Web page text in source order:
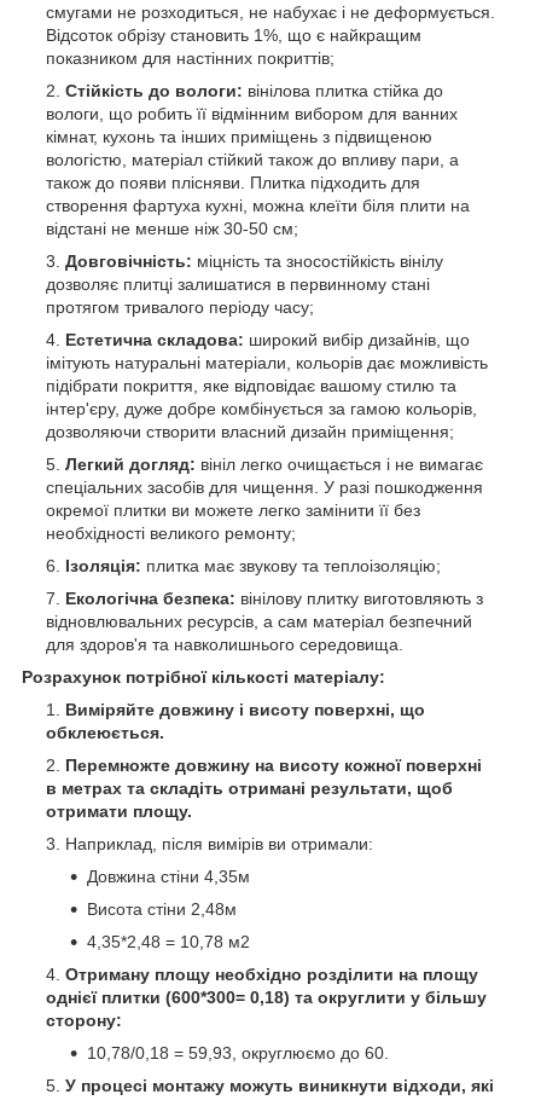
смугами не розходиться, не набухає і не деформується.
Відсоток обрізу становить 1%, що є найкращим
показником для настінних покриттів;
Стійкість до вологи: вінілова плитка стійка до
вологи, що робить її відмінним вибором для ванних
кімнат, кухонь та інших приміщень з підвищеною
вологістю, матеріал стійкий також до впливу пари, а
також до появи плісняви. Плитка підходить для
створення фартуха кухні, можна клеїти біля плити на
відстані не менше ніж 30-50 см;
Довговічність: міцність та зносостійкість вінілу
дозволяє плитці залишатися в первинному стані
протягом тривалого періоду часу;
Естетична складова: широкий вибір дизайнів, що
імітують натуральні матеріали, кольорів дає можливість
підібрати покриття, яке відповідає вашому стилю та
інтер'єру, дуже добре комбінується за гамою кольорів,
дозволяючи створити власний дизайн приміщення;
Легкий догляд: вініл легко очищається і не вимагає
спеціальних засобів для чищення. У разі пошкодження
окремої плитки ви можете легко замінити її без
необхідності великого ремонту;
Ізоляція: плитка має звукову та теплоізоляцію;
Екологічна безпека: вінілову плитку виготовляють з
відновлювальних ресурсів, а сам матеріал безпечний
для здоров'я та навколишнього середовища.
Розрахунок потрібної кількості матеріалу:
Виміряйте довжину і висоту поверхні, що
обклеюється.
Перемножте довжину на висоту кожної поверхні
в метрах та складіть отримані результати, щоб
отримати площу.
Наприклад, після вимірів ви отримали:
Довжина стіни 4,35м
Висота стіни 2,48м
4,35*2,48 = 10,78 м2
Отриману площу необхідно розділити на площу
однієї плитки (600*300= 0,18) та округлити у більшу
сторону:
10,78/0,18 = 59,93, округлюємо до 60.
У процесі монтажу можуть виникнути відходи, які